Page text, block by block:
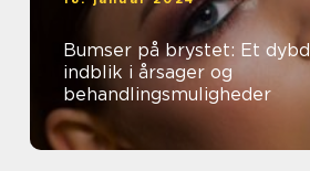
Bumser på brystet: Et
indblik i årsager og
behandlingsmuligheder